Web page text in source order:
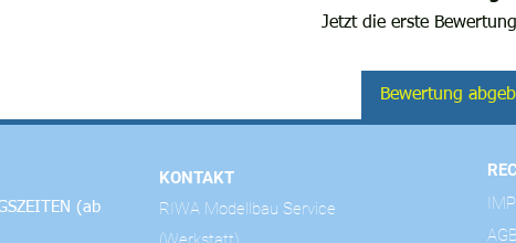
Jetzt die erste
Bewertung
(ab
KONTAKT
RIWA Modellbau Service
AGB